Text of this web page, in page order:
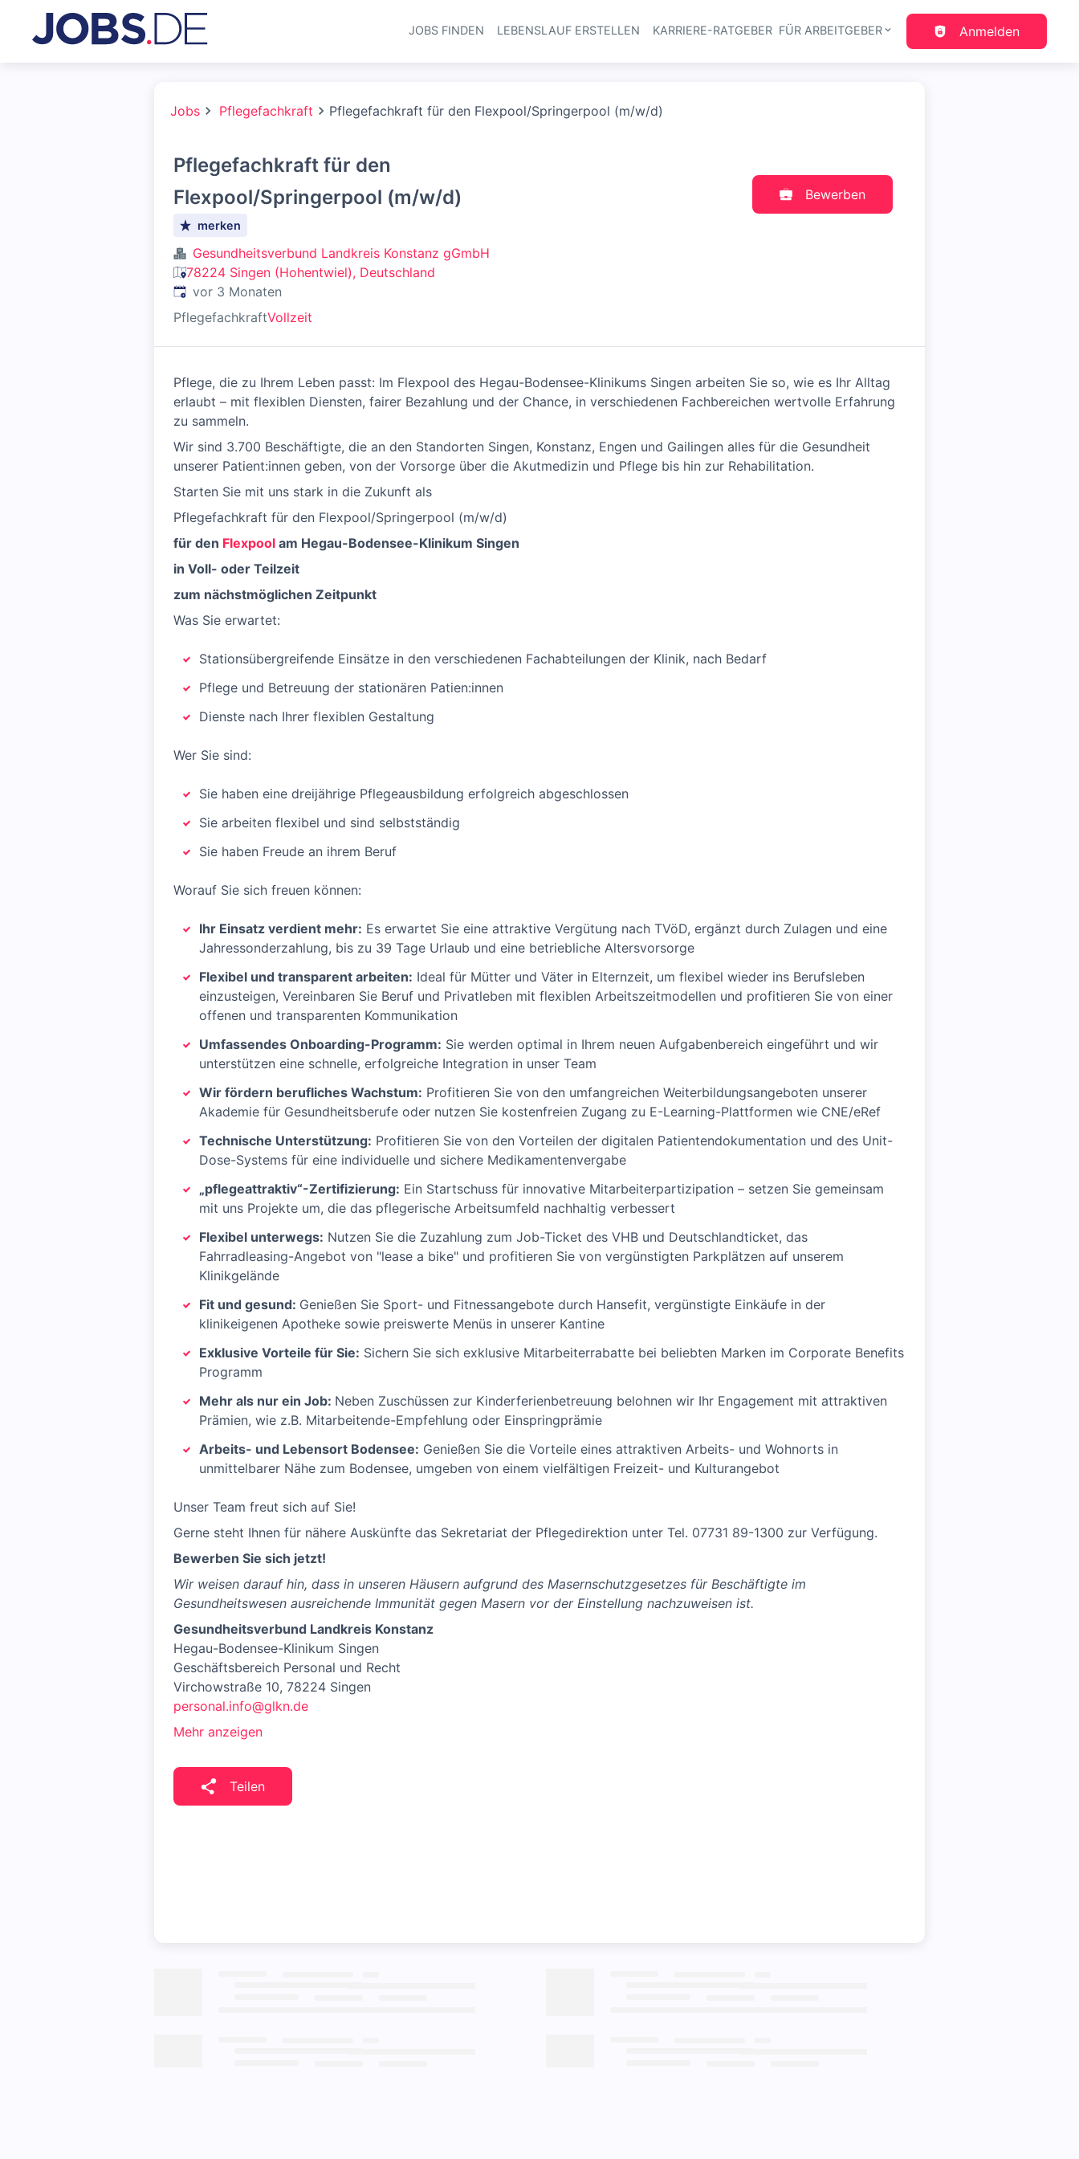
Haupt-Navigation
JOBS FINDEN LEBENSLAUF ERSTELLEN KARRIERE-RATGEBER FÜR ARBEITGEBER Anmelden
Jobs Pflegefachkraft Pflegefachkraft für den Flexpool/Springerpool (m/w/d)
Pflegefachkraft für den
Flexpool/Springerpool (m/w/d)
merken
Gesundheitsverbund Landkreis Konstanz gGmbH
78224 Singen (Hohentwiel), Deutschland
Veröffentlicht:
vor 3 Monaten
PflegefachkraftVollzeit
Bewerben
Pflege, die zu Ihrem Leben passt: Im Flexpool des Hegau-Bodensee-Klinikums Singen arbeiten Sie so, wie es Ihr Alltag
erlaubt – mit flexiblen Diensten, fairer Bezahlung und der Chance, in verschiedenen Fachbereichen wertvolle Erfahrung
zu sammeln.
Wir sind 3.700 Beschäftigte, die an den Standorten Singen, Konstanz, Engen und Gailingen alles für die Gesundheit
unserer Patient:innen geben, von der Vorsorge über die Akutmedizin und Pflege bis hin zur Rehabilitation.
Starten Sie mit uns stark in die Zukunft als
Pflegefachkraft für den Flexpool/Springerpool (m/w/d)
für den Flexpool am Hegau-Bodensee-Klinikum Singen
in Voll- oder Teilzeit
zum nächstmöglichen Zeitpunkt
Was Sie erwartet:
Stationsübergreifende Einsätze in den verschiedenen Fachabteilungen der Klinik, nach Bedarf
Pflege und Betreuung der stationären Patien:innen
Dienste nach Ihrer flexiblen Gestaltung
Wer Sie sind:
Sie haben eine dreijährige Pflegeausbildung erfolgreich abgeschlossen
Sie arbeiten flexibel und sind selbstständig
Sie haben Freude an ihrem Beruf
Worauf Sie sich freuen können:
Ihr Einsatz verdient mehr: Es erwartet Sie eine attraktive Vergütung nach TVöD, ergänzt durch Zulagen und eine
Jahressonderzahlung, bis zu 39 Tage Urlaub und eine betriebliche Altersvorsorge
Flexibel und transparent arbeiten: Ideal für Mütter und Väter in Elternzeit, um flexibel wieder ins Berufsleben
einzusteigen, Vereinbaren Sie Beruf und Privatleben mit flexiblen Arbeitszeitmodellen und profitieren Sie von einer
offenen und transparenten Kommunikation
Umfassendes Onboarding-Programm: Sie werden optimal in Ihrem neuen Aufgabenbereich eingeführt und wir
unterstützen eine schnelle, erfolgreiche Integration in unser Team
Wir fördern berufliches Wachstum: Profitieren Sie von den umfangreichen Weiterbildungsangeboten unserer
Akademie für Gesundheitsberufe oder nutzen Sie kostenfreien Zugang zu E-Learning-Plattformen wie CNE/eRef
Technische Unterstützung: Profitieren Sie von den Vorteilen der digitalen Patientendokumentation und des Unit-
Dose-Systems für eine individuelle und sichere Medikamentenvergabe
„pflegeattraktiv“-Zertifizierung: Ein Startschuss für innovative Mitarbeiterpartizipation – setzen Sie gemeinsam
mit uns Projekte um, die das pflegerische Arbeitsumfeld nachhaltig verbessert
Flexibel unterwegs: Nutzen Sie die Zuzahlung zum Job-Ticket des VHB und Deutschlandticket, das
Fahrradleasing-Angebot von "lease a bike" und profitieren Sie von vergünstigten Parkplätzen auf unserem
Klinikgelände
Fit und gesund: Genießen Sie Sport- und Fitnessangebote durch Hansefit, vergünstigte Einkäufe in der
klinikeigenen Apotheke sowie preiswerte Menüs in unserer Kantine
Exklusive Vorteile für Sie: Sichern Sie sich exklusive Mitarbeiterrabatte bei beliebten Marken im Corporate Benefits
Programm
Mehr als nur ein Job: Neben Zuschüssen zur Kinderferienbetreuung belohnen wir Ihr Engagement mit attraktiven
Prämien, wie z.B. Mitarbeitende-Empfehlung oder Einspringprämie
Arbeits- und Lebensort Bodensee: Genießen Sie die Vorteile eines attraktiven Arbeits- und Wohnorts in
unmittelbarer Nähe zum Bodensee, umgeben von einem vielfältigen Freizeit- und Kulturangebot
Unser Team freut sich auf Sie!
Gerne steht Ihnen für nähere Auskünfte das Sekretariat der Pflegedirektion unter Tel. 07731 89-1300 zur Verfügung.
Bewerben Sie sich jetzt!
Wir weisen darauf hin, dass in unseren Häusern aufgrund des Masernschutzgesetzes für Beschäftigte im
Gesundheitswesen ausreichende Immunität gegen Masern vor der Einstellung nachzuweisen ist.
Gesundheitsverbund Landkreis Konstanz
Hegau-Bodensee-Klinikum Singen
Geschäftsbereich Personal und Recht
Virchowstraße 10, 78224 Singen
personal.info@glkn.de
Mehr anzeigen
Teilen